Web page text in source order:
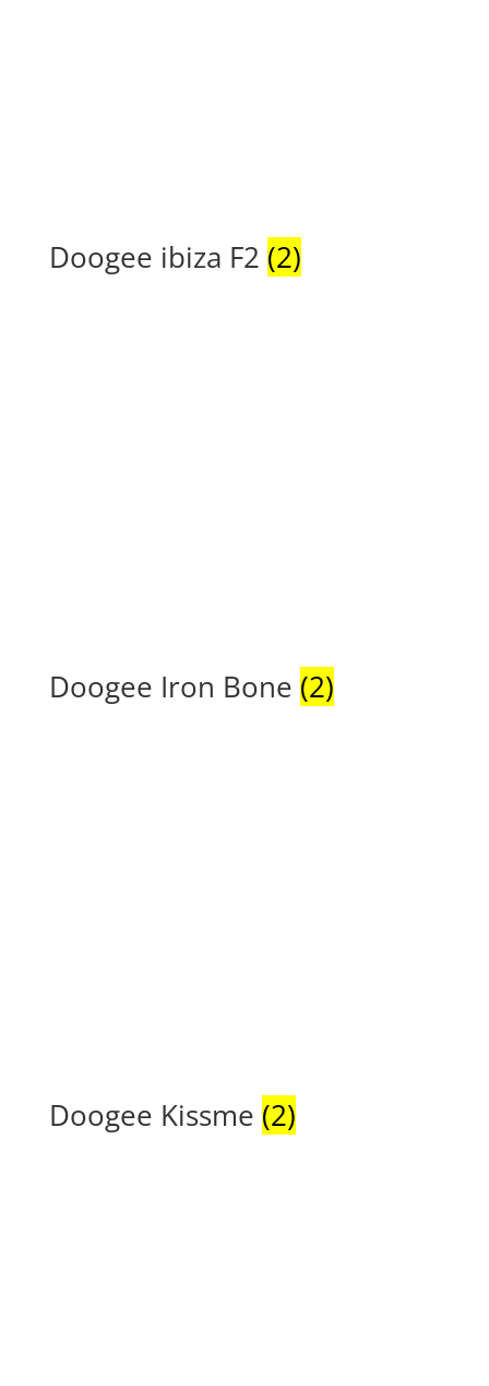
Doogee ibiza F2 (2)
Doogee Iron Bone (2)
Doogee Kissme (2)